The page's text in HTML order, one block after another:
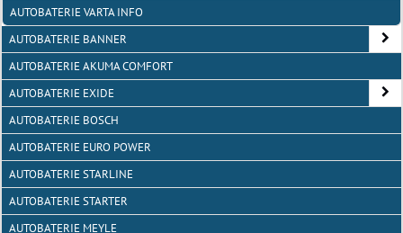
AUTOBATERIE VARTA INFO
AUTOBATERIE BANNER
AUTOBATERIE AKUMA COMFORT
AUTOBATERIE EXIDE
AUTOBATERIE BOSCH
AUTOBATERIE EURO POWER
AUTOBATERIE STARLINE
AUTOBATERIE STARTER
AUTOBATERIE MEYLE